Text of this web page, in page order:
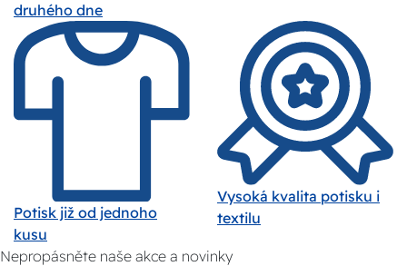
druhého dne
Potisk již od jednoho
kusu
Vysoká kvalita potisku i
textilu
Nepropásněte naše akce a novinky